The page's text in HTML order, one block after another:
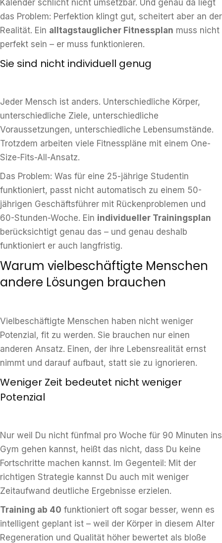
Kalender schlicht nicht umsetzbar. Und genau da liegt
das Problem: Perfektion klingt gut, scheitert aber an der
Realität. Ein alltagstauglicher Fitnessplan muss nicht
perfekt sein – er muss funktionieren.
Sie sind nicht individuell genug
Jeder Mensch ist anders. Unterschiedliche Körper,
unterschiedliche Ziele, unterschiedliche
Voraussetzungen, unterschiedliche Lebensumstände.
Trotzdem arbeiten viele Fitnesspläne mit einem One-
Size-Fits-All-Ansatz.
Das Problem: Was für eine 25-jährige Studentin
funktioniert, passt nicht automatisch zu einem 50-
jährigen Geschäftsführer mit Rückenproblemen und
60-Stunden-Woche. Ein individueller Trainingsplan
berücksichtigt genau das – und genau deshalb
funktioniert er auch langfristig.
Warum vielbeschäftigte Menschen
andere Lösungen brauchen
Vielbeschäftigte Menschen haben nicht weniger
Potenzial, fit zu werden. Sie brauchen nur einen
anderen Ansatz. Einen, der ihre Lebensrealität ernst
nimmt und darauf aufbaut, statt sie zu ignorieren.
Weniger Zeit bedeutet nicht weniger
Potenzial
Nur weil Du nicht fünfmal pro Woche für 90 Minuten ins
Gym gehen kannst, heißt das nicht, dass Du keine
Fortschritte machen kannst. Im Gegenteil: Mit der
richtigen Strategie kannst Du auch mit weniger
Zeitaufwand deutliche Ergebnisse erzielen.
Training ab 40 funktioniert oft sogar besser, wenn es
intelligent geplant ist – weil der Körper in diesem Alter
Regeneration und Qualität höher bewertet als bloße